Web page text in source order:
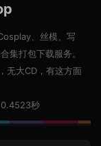
、丝模、写
集打包下载服务。
无大CD，有这方面
0.4523秒